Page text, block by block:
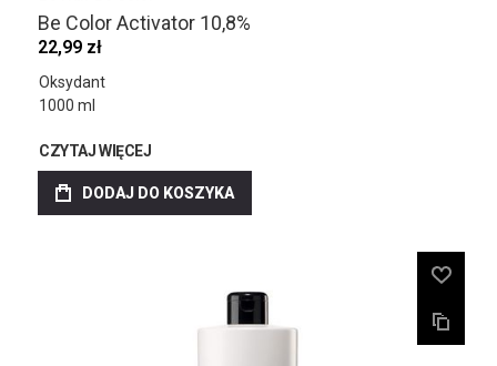
Be Color Activator 10,8%
22,99 zł
Oksydant
1000 ml
CZYTAJ WIĘCEJ
DODAJ DO KOSZYKA